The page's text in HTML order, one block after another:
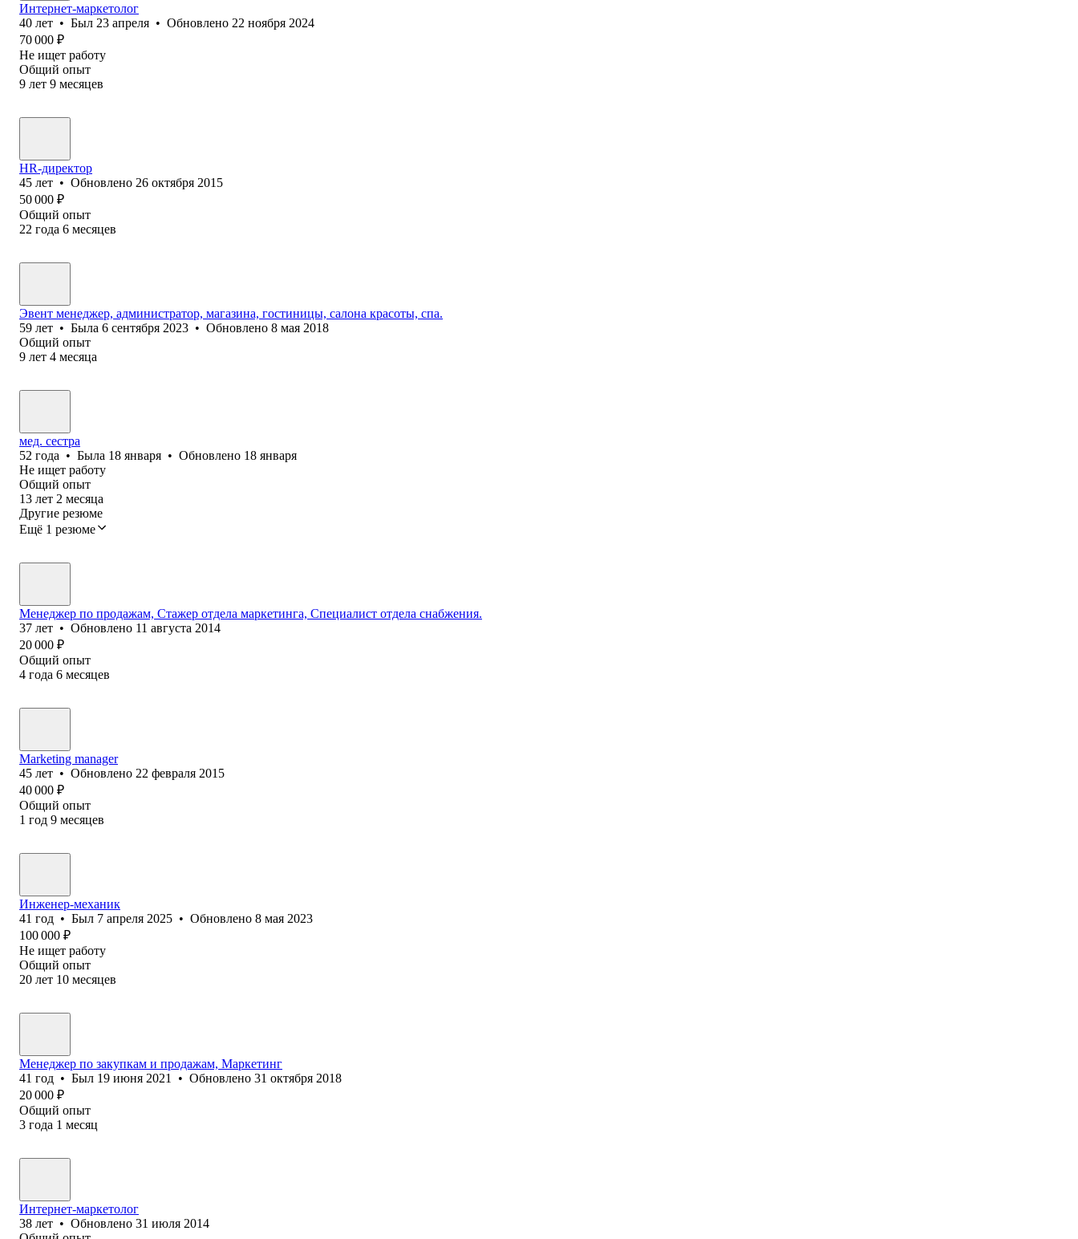
Интернет-маркетолог
40 лет • Был 23 апреля • Обновлено 22 ноября 2024
70 000 ₽
Не ищет работу
Общий опыт
9 лет 9 месяцев
HR-директор
45 лет • Обновлено 26 октября 2015
50 000 ₽
Общий опыт
22 года 6 месяцев
Эвент менеджер, администратор, магазина, гостиницы, салона красоты, спа.
59 лет • Была 6 сентября 2023 • Обновлено 8 мая 2018
Общий опыт
9 лет 4 месяца
мед. сестра
52 года • Была 18 января • Обновлено 18 января
Не ищет работу
Общий опыт
13 лет 2 месяца
Другие резюме
Ещё 1 резюме
Менеджер по продажам, Стажер отдела маркетинга, Специалист отдела снабжения.
37 лет • Обновлено 11 августа 2014
20 000 ₽
Общий опыт
4 года 6 месяцев
Marketing manager
45 лет • Обновлено 22 февраля 2015
40 000 ₽
Общий опыт
1 год 9 месяцев
Инженер-механик
41 год • Был 7 апреля 2025 • Обновлено 8 мая 2023
100 000 ₽
Не ищет работу
Общий опыт
20 лет 10 месяцев
Менеджер по закупкам и продажам, Маркетинг
41 год • Был 19 июня 2021 • Обновлено 31 октября 2018
20 000 ₽
Общий опыт
3 года 1 месяц
Интернет-маркетолог
38 лет • Обновлено 31 июля 2014